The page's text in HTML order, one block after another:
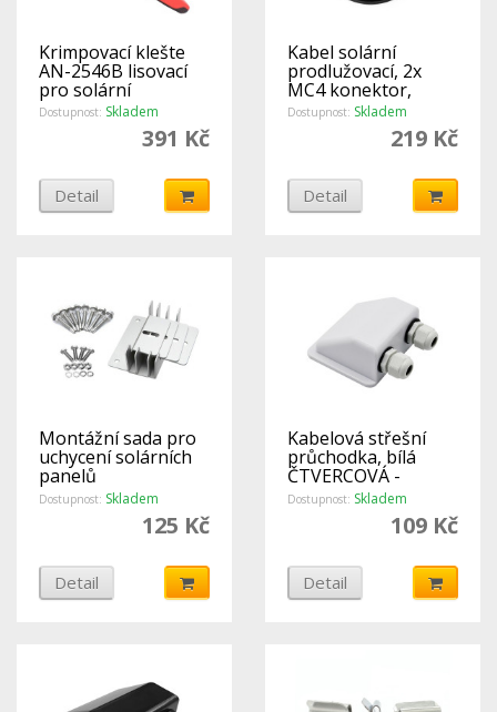
Krimpovací klešte
AN-2546B lisovací
pro solární
konektory MC3 a
MC4 - 2,5/4/6 mm2
Dostupnost: Skladem
391 Kč
Detail
Kabel solární
prodlužovací, 2x
MC4 konektor,
délka 5m, 4mm2
Dostupnost: Skladem
219 Kč
Detail
Montážní sada pro
uchycení solárních
panelů
Dostupnost: Skladem
125 Kč
Detail
Kabelová střešní
průchodka, bílá
ČTVERCOVÁ -
DOUBLE
Dostupnost: Skladem
109 Kč
Detail